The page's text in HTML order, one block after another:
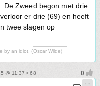
De Zweed begon met drie
er drie (69) en heeft
twee slagen op
by an idiot. (Oscar Wilde)
@ 11:37 • 68